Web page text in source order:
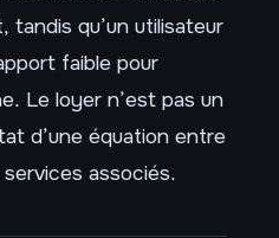
tandis qu’un utilisateur
faible pour
Le loyer n’est pas un
d’une équation entre
associés.